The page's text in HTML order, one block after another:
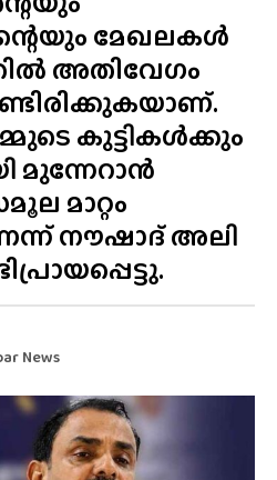
മേഖലകൾ
അതിവേഗം
കുട്ടികൾക്കും
മുന്നേറാൻ
മാറ്റം
നൗഷാദ് അലി
News